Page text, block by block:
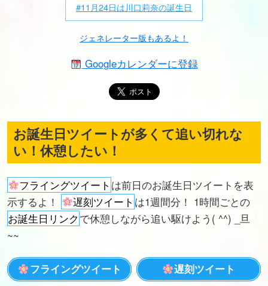
#11月24日は川口莉奈の誕生日
ジェネレーター版もあるよ！
Googleカレンダーに登録
お誕生日ツイートが多くて追い切れな
い！休憩したい！
フライングツイート は前日のお誕生日ツイートを表
示するよ！
遅刻ツイート は1週間分！ 1時間ごとの
お誕生日リンク で休憩しながら追い駆けよう( ^^) _旦
~~
フライングツイート 遅刻ツイート